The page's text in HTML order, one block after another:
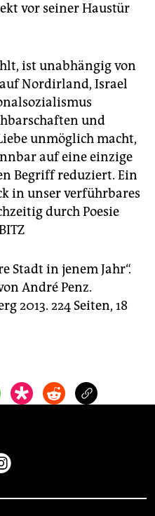
vor seiner Haustür
ist unabhängig von
Nordirland, Israel
und
unmöglich macht,
auf eine einzige
Begriff reduziert. Ein
in unser verführbares
durch Poesie
Stadt in jenem Jahr“.
André Penz.
2013. 224 Seiten, 18